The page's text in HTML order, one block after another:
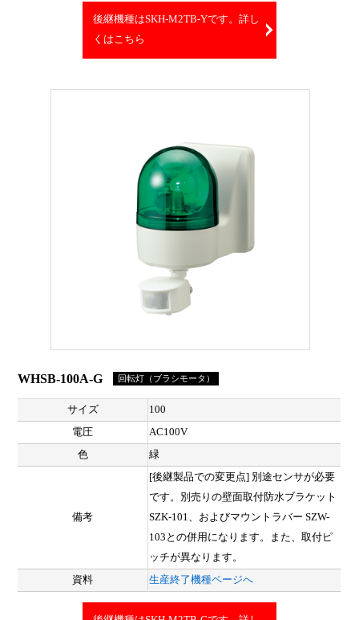
後継機種はSKH-M2TB-Yです。詳し
くはこちら
WHSB-100A-G 回転灯（ブラシモータ）
サイズ
100
電圧
AC100V
色
緑
備考
[後継製品での変更点] 別途センサが必要
です。別売りの壁面取付防水ブラケット
SZK-101、およびマウントラバー SZW-
103との併用になります。また、取付ピ
ッチが異なります。
資料
生産終了機種ページへ